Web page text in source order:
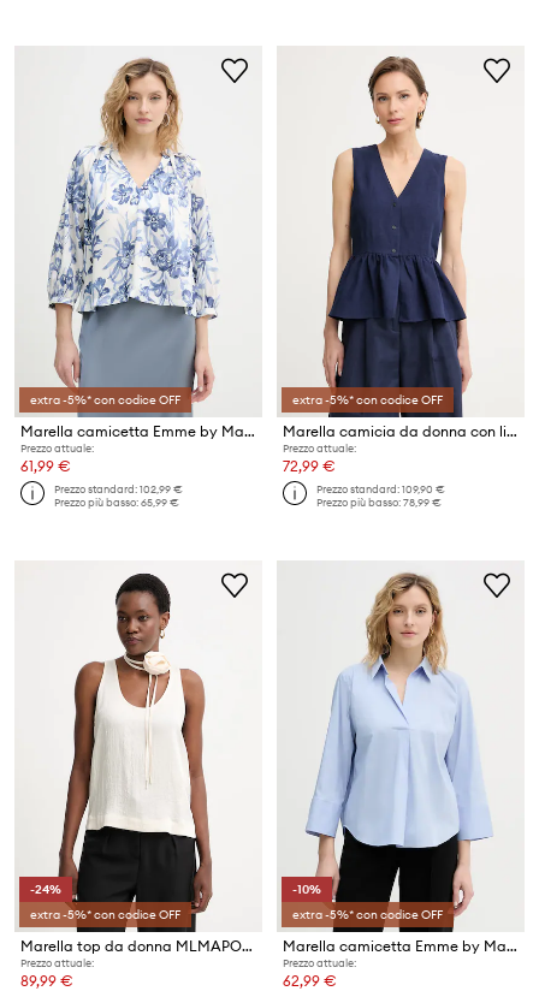
extra -5%* con codice OFF
Marella camicetta Emme by Marella
Prezzo attuale:
61,99 €
Prezzo standard:102,99 €
Prezzo più basso:65,99 €
extra -5%* con codice OFF
Marella camicia da donna con lino Emme by Marella
Prezzo attuale:
72,99 €
Prezzo standard:109,90 €
Prezzo più basso:78,99 €
-24%
extra -5%* con codice OFF
Marella top da donna MLMAPOGEO
Prezzo attuale:
89,99 €
-10%
extra -5%* con codice OFF
Marella camicetta Emme by Marella
Prezzo attuale:
62,99 €